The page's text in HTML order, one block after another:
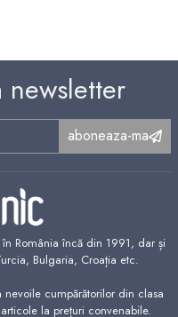
newsletter
aboneaza-ma
România încă din 1991, dar și
Bulgaria, Croația etc.
cumpărătorilor din clasa
la prețuri convenabile.